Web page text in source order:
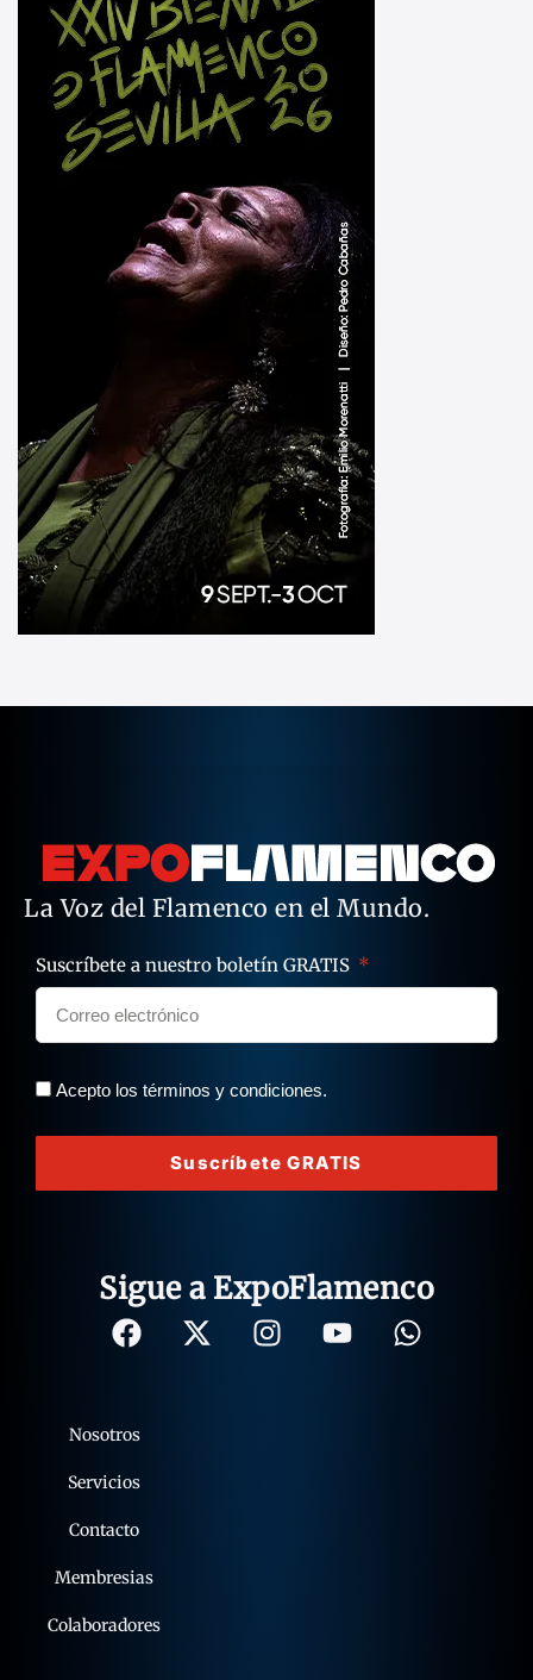
La Voz del Flamenco en el Mundo.
Suscríbete a nuestro boletín GRATIS
Acepto los términos y condiciones.
Suscríbete GRATIS
Sigue a ExpoFlamenco
Nosotros
Servicios
Contacto
Membresias
Colaboradores